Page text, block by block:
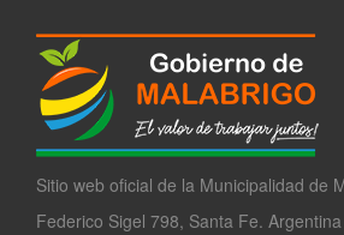
Sitio web oficial de la Municipalidad de
Federico Sigel 798, Santa Fe. Argentina